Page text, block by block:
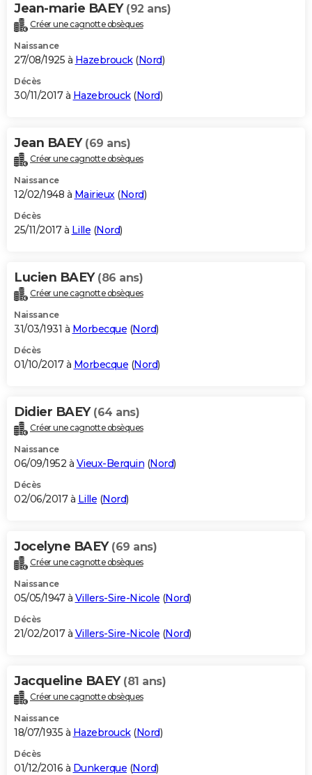
Jean-marie BAEY (92 ans)
Créer une cagnotte obsèques
Naissance
27/08/1925 à Hazebrouck(Nord)
Décès
30/11/2017 à Hazebrouck(Nord)
Jean BAEY (69 ans)
Créer une cagnotte obsèques
Naissance
12/02/1948 à Mairieux(Nord)
Décès
25/11/2017 à Lille (Nord)
Lucien BAEY (86 ans)
Créer une cagnotte obsèques
Naissance
31/03/1931 à Morbecque (Nord)
Décès
01/10/2017 à Morbecque (Nord)
Didier BAEY (64 ans)
Créer une cagnotte obsèques
Naissance
06/09/1952 à Vieux-Berquin (Nord)
Décès
02/06/2017 à Lille (Nord)
Jocelyne BAEY (69 ans)
Créer une cagnotte obsèques
Naissance
05/05/1947 à Villers-Sire-Nicole (Nord)
Décès
21/02/2017 à Villers-Sire-Nicole (Nord)
Jacqueline BAEY (81 ans)
Créer une cagnotte obsèques
Naissance
18/07/1935 à Hazebrouck(Nord)
Décès
01/12/2016 à Dunkerque (Nord)